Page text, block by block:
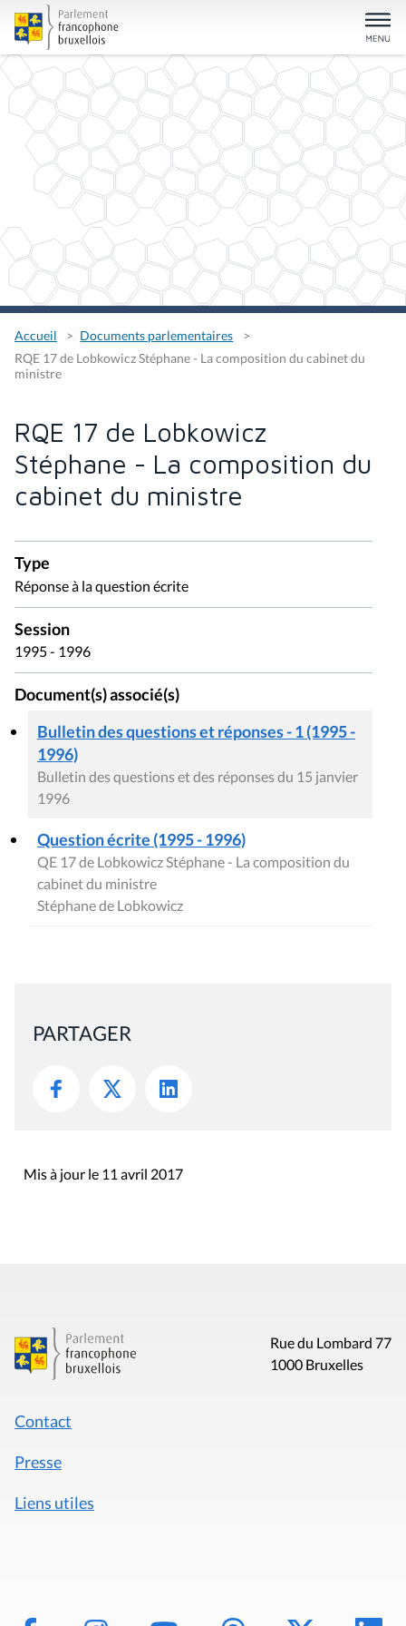
Accueil
Documents parlementaires
RQE 17 de Lobkowicz Stéphane - La composition du cabinet du
ministre
RQE 17 de Lobkowicz
Stéphane - La composition du
cabinet du ministre
Type
Réponse à la question écrite
Session
1995 - 1996
Document(s) associé(s)
Bulletin des questions et réponses - 1 (1995 -
1996)
Bulletin des questions et des réponses du 15 janvier
1996
Question écrite (1995 - 1996)
QE 17 de Lobkowicz Stéphane - La composition du
cabinet du ministre
Stéphane de Lobkowicz
PARTAGER
Mis à jour le 11 avril 2017
Rue du Lombard 77
1000 Bruxelles
Contact
Presse
Liens utiles